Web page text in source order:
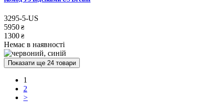
3295-5-US
5950 ₴
1300 ₴
Немає в наявності
Показати ще 24 товари
1
2
>